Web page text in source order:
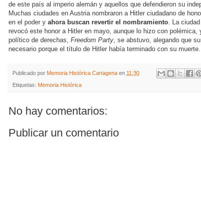
de este país al imperio alemán y aquellos que defendieron su
Muchas ciudades en Austria nombraron a Hitler ciudadano de
en el poder y ahora buscan revertir el nombramiento. La
revocó este honor a Hitler en mayo, aunque lo hizo con polémica,
político de derechas, Freedom Party, se abstuvo, alegando que
necesario porque el título de Hitler había terminado con su muerte.
Publicado por Memoria Histórica Cartagena en 11:30
Etiquetas: Memoria Histórica
No hay comentarios:
Publicar un comentario